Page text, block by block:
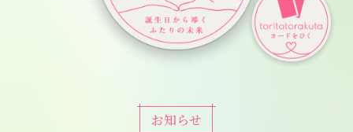
お知らせ